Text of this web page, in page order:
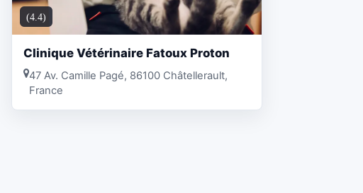
(4.4)
Clinique Vétérinaire Fatoux Proton
47 Av. Camille Pagé, 86100 Châtellerault,
France